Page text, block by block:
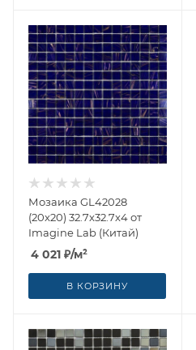
Мозаика GL42028
(20x20) 32.7x32.7x4 от
Imagine Lab (Китай)
4 021 ₽/м²
В КОРЗИНУ